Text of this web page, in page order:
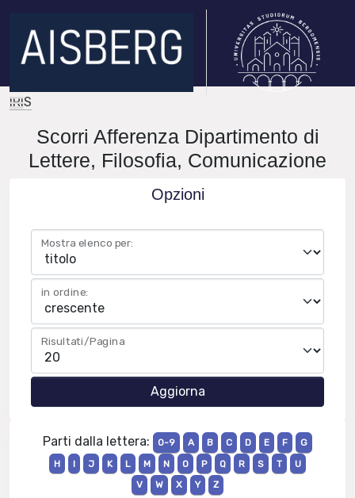
IRIS
Scorri Afferenza Dipartimento di
Lettere, Filosofia, Comunicazione
Opzioni
Mostra elenco per:
in ordine:
Risultati/Pagina
Parti dalla lettera: 0-9 A B C D E F
G
H
I J K L M N O P Q R S T
U
V
W X Y Z